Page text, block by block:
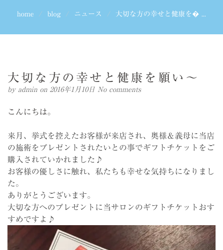
home blog ニュース 大切な方の幸せと健康を� ...
大切な方の幸せと健康を願い～
by admin on 2016年1月10日 No comments
こんにちは。
来月、挙式を控えたお客様が来店され、奥様＆義母に当店
の施術をプレゼントされたいとの事でギフトチケットを ご
購入されていかれました♪
お客様の優しさに触れ、私たちも幸せな気持ちになりまし
た。
ありがとうございます。
大切な方へのプレゼントに当サロンのギフトチケットおす
すめですよ
♪